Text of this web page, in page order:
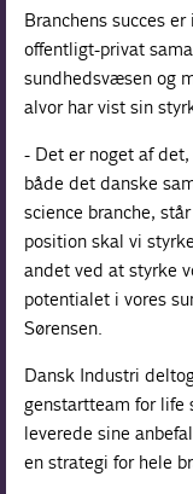
Branchens succes
offentligt-privat
sundhedsvæsen og
alvor har vist sin
- Det er noget af
både det danske
science branche,
position skal vi
andet ved at styrke
potentialet i vores
Sørensen.
Dansk Industri
genstartteam for life
leverede sine
en strategi for hele